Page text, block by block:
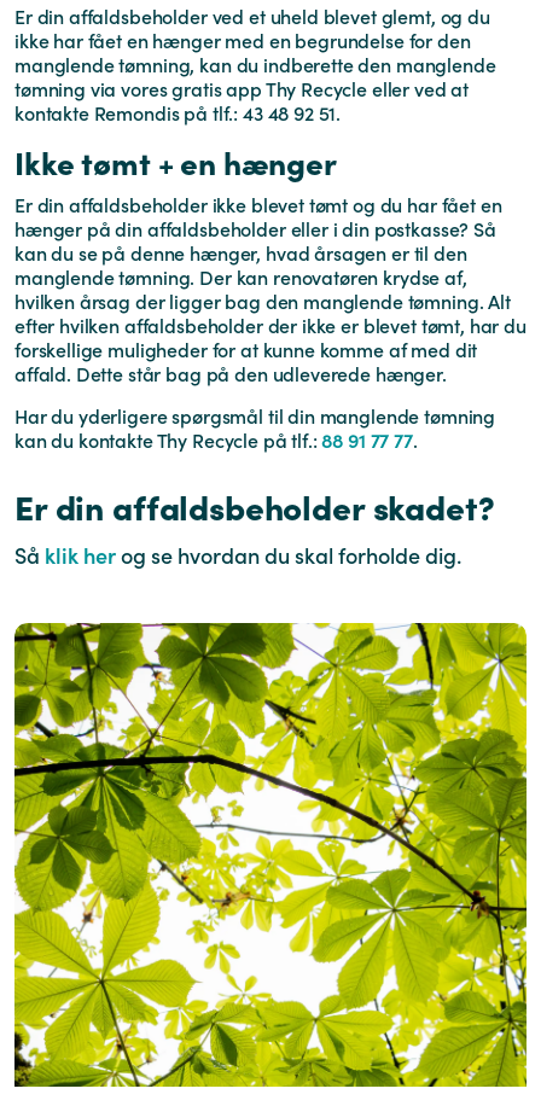
Er din affaldsbeholder ved et uheld blevet glemt, og du
ikke har fået en hænger med en begrundelse for den
manglende tømning, kan du indberette den manglende
tømning via vores gratis app Thy Recycle eller ved at
kontakte Remondis på tlf.: 43 48 92 51.
Ikke tømt + en hænger
Er din affaldsbeholder ikke blevet tømt og du har fået en
hænger på din affaldsbeholder eller i din postkasse? Så
kan du se på denne hænger, hvad årsagen er til den
manglende tømning. Der kan renovatøren krydse af,
hvilken årsag der ligger bag den manglende tømning. Alt
efter hvilken affaldsbeholder der ikke er blevet tømt, har du
forskellige muligheder for at kunne komme af med dit
affald. Dette står bag på den udleverede hænger.
Har du yderligere spørgsmål til din manglende tømning
kan du kontakte Thy Recycle på tlf.:88 91 77 77.
Er din affaldsbeholder skadet?
Så klik herog se hvordan du skal forholde dig.